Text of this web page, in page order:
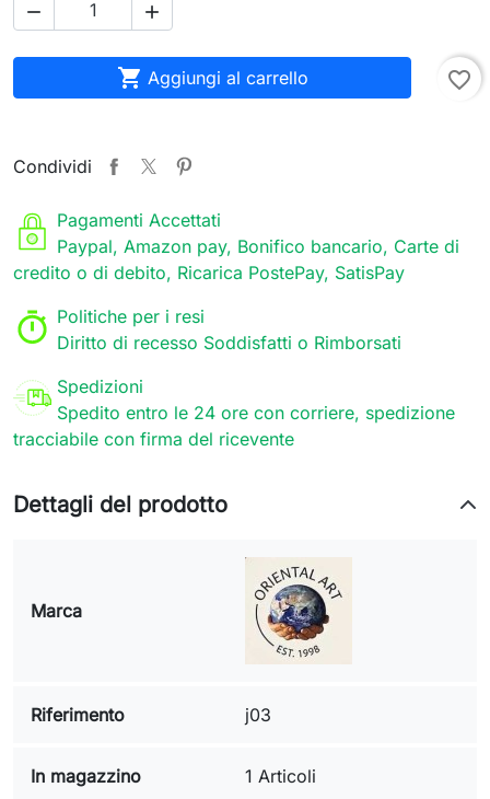
 
 Aggiungi al carrello favorite_border
Condividi
Pagamenti Accettati
Paypal, Amazon pay, Bonifico bancario, Carte di
credito o di debito, Ricarica PostePay, SatisPay
Politiche per i resi
Diritto di recesso Soddisfatti o Rimborsati
Spedizioni
Spedito entro le 24 ore con corriere, spedizione
tracciabile con firma del ricevente
Dettagli del prodotto
Marca
Riferimento j03
In magazzino 1 Articoli